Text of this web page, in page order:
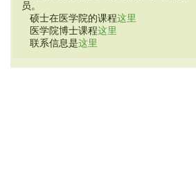
员。
硕士在医学院的课程这里
医学院博士课程这里
联系信息是这里